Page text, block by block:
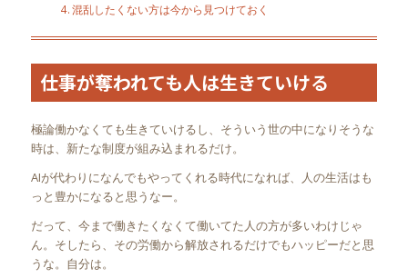
混乱したくない方は今から見つけておく
仕事が奪われても人は生きていける
極論働かなくても生きていけるし、そういう世の中になりそうな
時は、新たな制度が組み込まれるだけ。
AIが代わりになんでもやってくれる時代になれば、人の生活はも
っと豊かになると思うなー。
だって、今まで働きたくなくて働いてた人の方が多いわけじゃ
ん。そしたら、その労働から解放されるだけでもハッピーだと思
うな。自分は。